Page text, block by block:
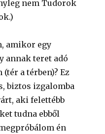
nem Tudorok
amikor egy
annak teret adó
a térben)? Ez
biztos izgalomba
aki felettébb
tudna ebből
én